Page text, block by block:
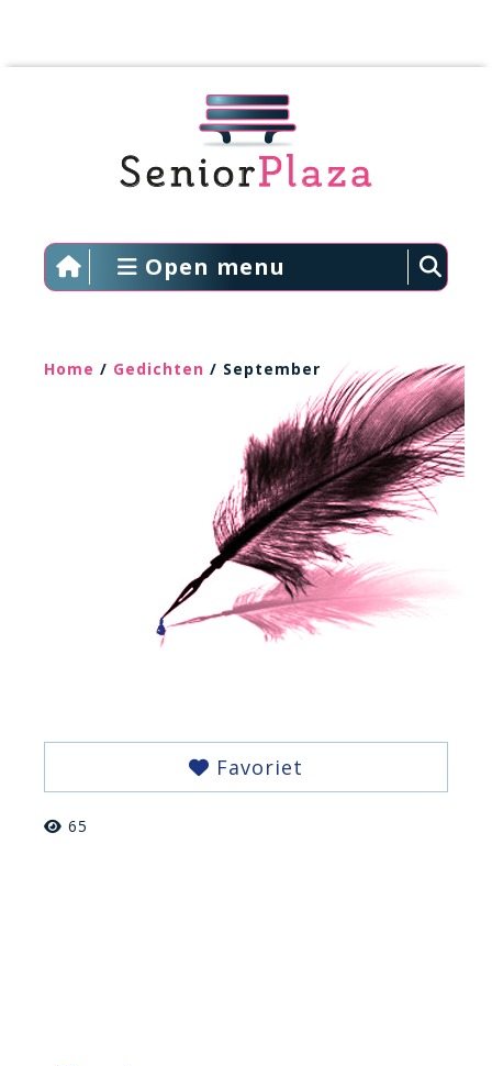
Open menu
Home / Gedichten / September
Favoriet
65